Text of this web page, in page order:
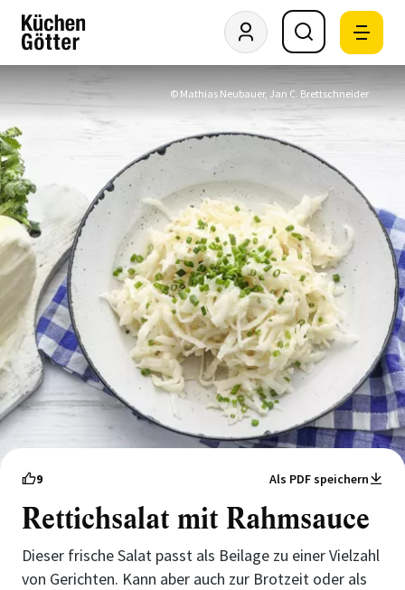
© Mathias Neubauer, Jan C. Brettschneider
9 Als PDF speichern
Rettichsalat mit Rahmsauce
Dieser frische Salat passt als Beilage zu einer Vielzahl
von Gerichten. Kann aber auch zur Brotzeit oder als